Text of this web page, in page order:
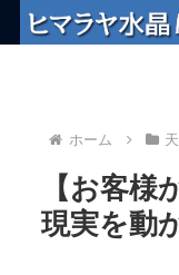
ホーム
【お客
現実を動